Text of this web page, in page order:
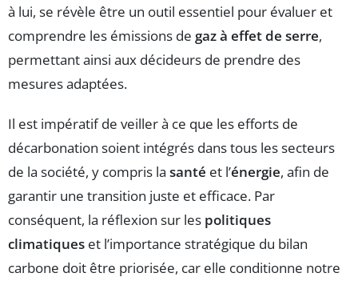
à lui, se révèle être un outil essentiel pour évaluer et
comprendre les émissions de gaz à effet de serre,
permettant ainsi aux décideurs de prendre des
mesures adaptées.
Il est impératif de veiller à ce que les efforts de
décarbonation soient intégrés dans tous les secteurs
de la société, y compris la santé et l’énergie, afin de
garantir une transition juste et efficace. Par
conséquent, la réflexion sur les politiques
climatiques et l’importance stratégique du bilan
carbone doit être priorisée, car elle conditionne notre